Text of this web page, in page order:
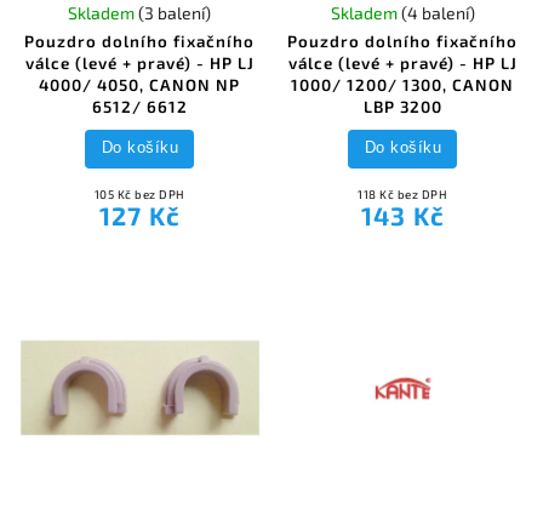
Pouzdro dolního fixačního
válce (levé + pravé) - HP LJ
4000/ 4050, CANON NP
6512/ 6612
Skladem(3 balení)
105 Kč bez DPH
127 Kč
Do košíku
Pouzdro dolního fixačního
válce (levé + pravé) - HP LJ
1000/ 1200/ 1300, CANON
LBP 3200
Skladem(4 balení)
118 Kč bez DPH
143 Kč
Do košíku